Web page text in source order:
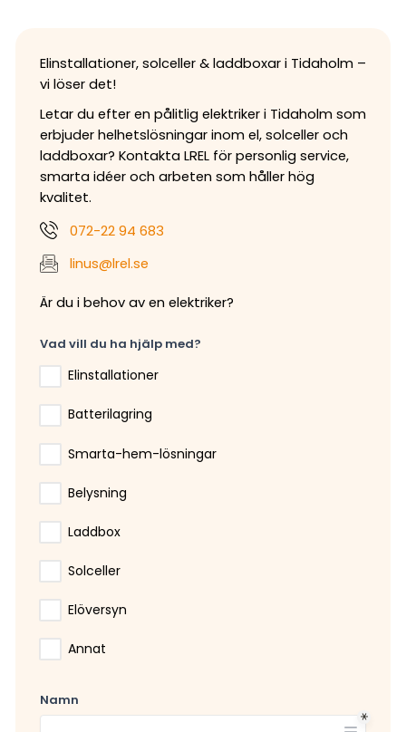
Elinstallationer, solceller & laddboxar i Tidaholm –
vi löser det!
Letar du efter en pålitlig elektriker i Tidaholm som
erbjuder helhetslösningar inom el, solceller och
laddboxar? Kontakta LREL för personlig service,
smarta idéer och arbeten som håller hög
kvalitet.
072-22 94 683
linus@lrel.se
Är du i behov av en elektriker?
Vad vill du ha hjälp med?
Elinstallationer
Batterilagring
Smarta-hem-lösningar
Belysning
Laddbox
Solceller
Elöversyn
Annat
Namn